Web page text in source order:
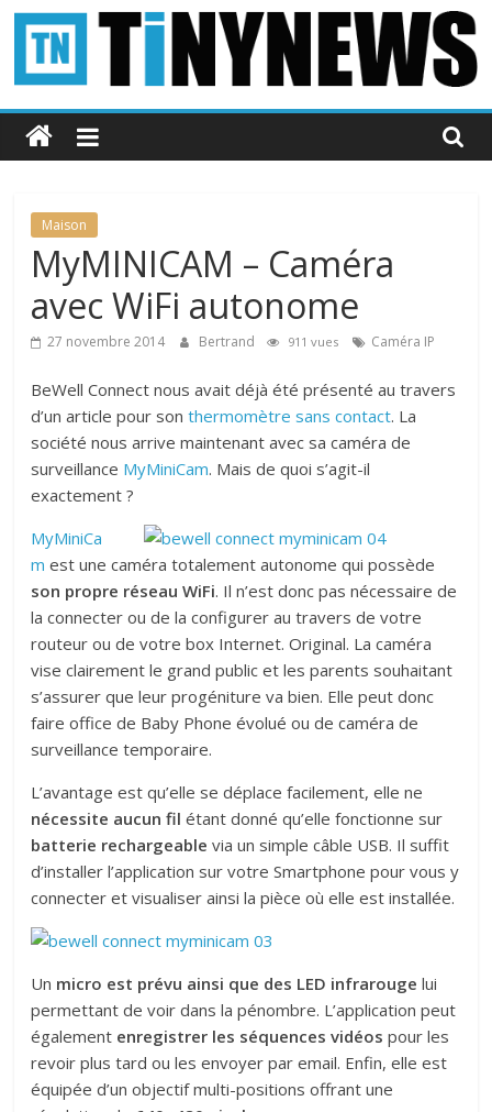
Passer
contenu
Tinynews
Le
belge
connecté
Maison
MyMINICAM – Caméra
avec WiFi autonome
27 novembre 2014 Bertrand 911 vues Caméra IP
BeWell Connect nous avait déjà été présenté au travers
d’un article pour sonthermomètre sans contact. La
société nous arrive maintenant avec sa caméra de
surveillance MyMiniCam. Mais de quoi s’agit-il
exactement ?
MyMiniCa
m est une caméra totalement autonome qui possède
son propre réseau WiFi. Il n’est donc pas nécessaire de
la connecter ou de la configurer au travers de votre
routeur ou de votre box Internet. Original. La caméra
vise clairement le grand public et les parents souhaitant
s’assurer que leur progéniture va bien. Elle peut donc
faire office de Baby Phone évolué ou de caméra de
surveillance temporaire.
L’avantage est qu’elle se déplace facilement, elle ne
nécessite aucun fil étant donné qu’elle fonctionne sur
batterie rechargeable via un simple câble USB. Il suffit
d’installer l’application sur votre Smartphone pour vous y
connecter et visualiser ainsi la pièce où elle est installée.
Un micro est prévu ainsi que des LED infrarouge lui
permettant de voir dans la pénombre. L’application peut
également enregistrer les séquences vidéos pour les
revoir plus tard ou les envoyer par email. Enfin, elle est
équipée d’un objectif multi-positions offrant une